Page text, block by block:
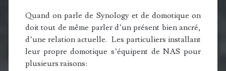
Quand on parle de Synology et de domotique on
doit tout de même parler d’un présent bien ancré,
d’une relation actuelle. Les particuliers installant
leur propre domotique s’équipent de NAS pour
plusieurs raisons: